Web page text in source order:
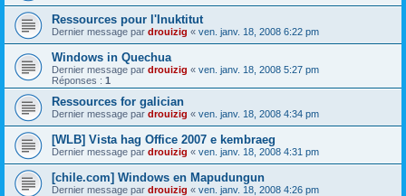
Ressources pour l'Inuktitut
Dernier message par drouizig « ven. janv. 18, 2008 6:22 pm
Windows in Quechua
Dernier message par drouizig « ven. janv. 18, 2008 5:27 pm
Réponses : 1
Ressources for galician
Dernier message par drouizig « ven. janv. 18, 2008 4:34 pm
[WLB] Vista hag Office 2007 e kembraeg
Dernier message par drouizig « ven. janv. 18, 2008 4:31 pm
[chile.com] Windows en Mapudungun
Dernier message par drouizig « ven. janv. 18, 2008 4:26 pm